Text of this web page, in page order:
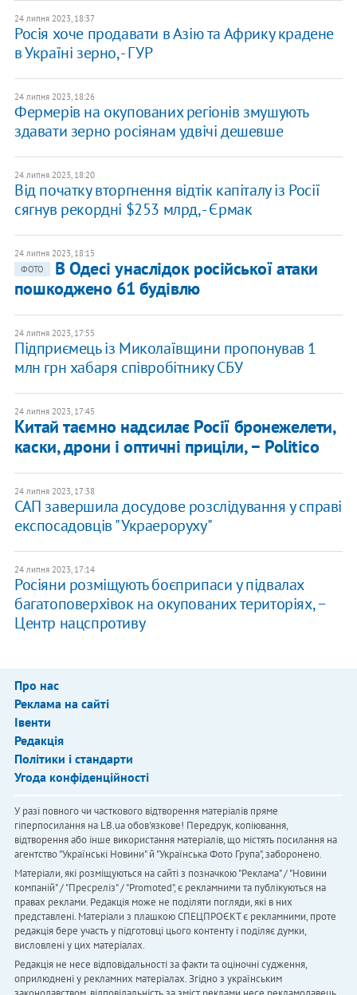
24 липня 2023, 18:37
Росія хоче продавати в Азію та Африку крадене
в Україні зерно, - ГУР
24 липня 2023, 18:26
Фермерів на окупованих регіонів змушують
здавати зерно росіянам удвічі дешевше
24 липня 2023, 18:20
Від початку вторгнення відтік капіталу із Росії
сягнув рекордні $253 млрд, - Єрмак
24 липня 2023, 18:15
ФОТО
В Одесі унаслідок російської атаки
пошкоджено 61 будівлю
24 липня 2023, 17:55
Підприємець із Миколаївщини пропонував 1
млн грн хабаря співробітнику СБУ
24 липня 2023, 17:45
Китай таємно надсилає Росії бронежелети,
каски, дрони і оптичні приціли, − Politico
24 липня 2023, 17:38
САП завершила досудове розслідування у справі
експосадовців "Украероруху"
24 липня 2023, 17:14
Росіяни розміщують боєприпаси у підвалах
багатоповерхівок на окупованих територіях, −
Центр нацспротиву
Про нас
Реклама на сайті
Івенти
Редакція
Політики і стандарти
Угода конфіденційності
У разі повного чи часткового відтворення матеріалів пряме
гіперпосилання на LB.ua обов'язкове! Передрук, копіювання,
відтворення або інше використання матеріалів, що містять посилання на
агентство "Українськi Новини" й "Українська Фото Група", заборонено.
Матеріали, які розміщуються на сайті з позначкою "Реклама" / "Новини
компаній" / "Пресреліз" / "Promoted", є рекламними та публікуються на
правах реклами. Редакція може не поділяти погляди, які в них
представлені. Матеріали з плашкою СПЕЦПРОЄКТ є рекламними, проте
редакція бере участь у підготовці цього контенту і поділяє думки,
висловлені у цих матеріалах.
Редакція не несе відповідальності за факти та оціночні судження,
оприлюднені у рекламних матеріалах. Згідно з українським